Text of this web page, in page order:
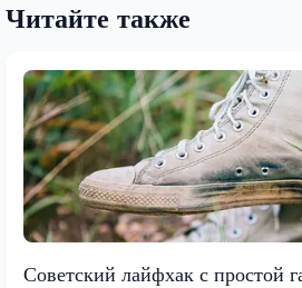
Читайте также
Советский лайфхак с простой